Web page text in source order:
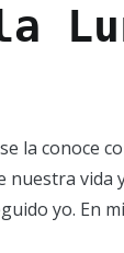
la conoce
nuestra vida
yo. En mi